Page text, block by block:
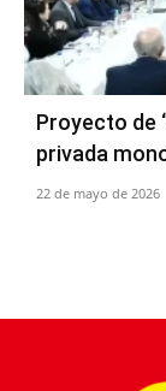
Proyecto de
privada
22 de mayo de 2026